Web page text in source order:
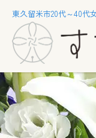
東久留米市20代～40代